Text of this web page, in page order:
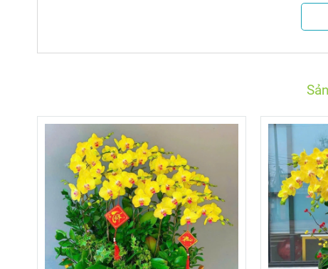
Không những vậy, màu vàng đã được giới quý tộc yêu thích
sống. Căn phòng nếu được trang trí bằng một chậu lan hồ
mặt trời.
Chậu hồ điệp vàng mang theo nắng xuân trang trí cho ngôi
những ngày giá rét.
Màu vàng của cánh lan cũng mang lại không khí ấm cúng,
của bạn.
Quý khách hàng Đặt mua Chậu Lan Hồ Điệp Vàng vui lòng